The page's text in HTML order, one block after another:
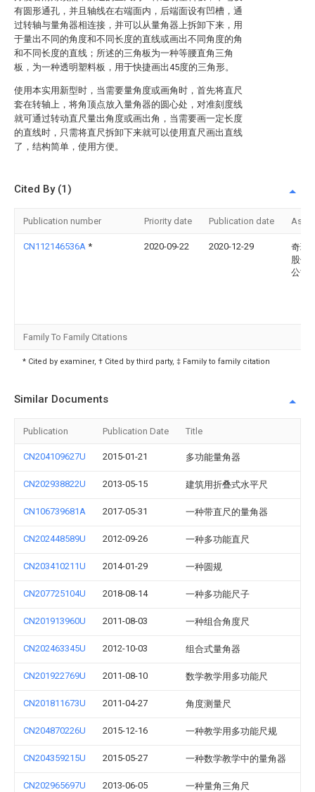
有圆形通孔，并且轴线在右端面内，后端面设有凹槽，通
过转轴与量角器相连接，并可以从量角器上拆卸下来，用
于量出不同的角度和不同长度的直线或画出不同角度的角
和不同长度的直线；所述的三角板为一种等腰直角三角
板，为一种透明塑料板，用于快捷画出45度的三角形。
使用本实用新型时，当需要量角度或画角时，首先将直尺
套在转轴上，将角顶点放入量角器的圆心处，对准刻度线
就可通过转动直尺量出角度或画出角，当需要画一定长度
的直线时，只需将直尺拆卸下来就可以使用直尺画出直线
了，结构简单，使用方便。
Cited By (1)
Publication number Priority date Publication date
CN112146536A * 2020-09-22 2020-12-29
奇瑞
股份
公司
Family To Family Citations
* Cited by examiner, † Cited by third party, ‡ Family to family citation
Similar Documents
Publication Publication Date Title
CN204109627U 2015-01-21 多功能量角器
CN202938822U 2013-05-15 建筑用折叠式水平尺
CN106739681A 2017-05-31 一种带直尺的量角器
CN202448589U 2012-09-26 一种多功能直尺
CN203410211U 2014-01-29 一种圆规
CN207725104U 2018-08-14 一种多功能尺子
CN201913960U 2011-08-03 一种组合角度尺
CN202463345U 2012-10-03 组合式量角器
CN201922769U 2011-08-10 数学教学用多功能尺
CN201811673U 2011-04-27 角度测量尺
CN204870226U 2015-12-16 一种教学用多功能尺规
CN204359215U 2015-05-27 一种数学教学中的量角器
CN202965697U 2013-06-05 一种量角三角尺